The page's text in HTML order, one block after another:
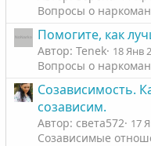
Вопросы о
Помогите, как
Автор: Tenek 18 Янв
Вопросы о
Созависимость.
созависим.
Автор: света572 17
Созависимые